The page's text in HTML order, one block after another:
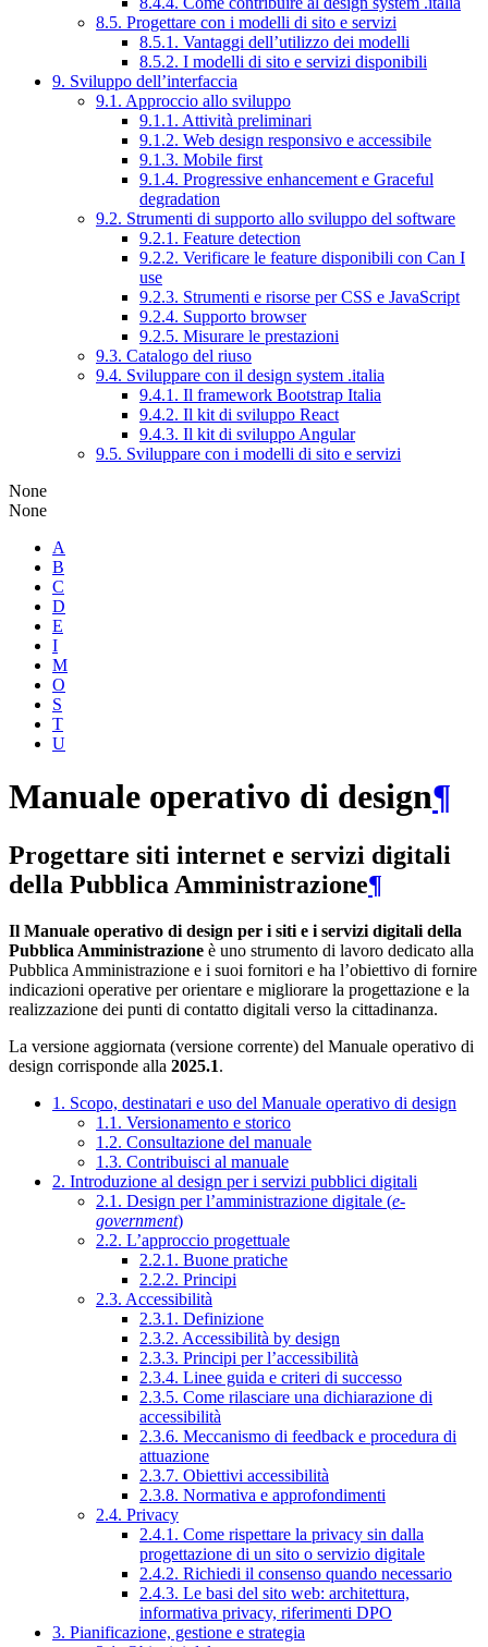
8.5. Progettare con i modelli di sito e servizi
8.5.1. Vantaggi dell’utilizzo dei modelli
8.5.2. I modelli di sito e servizi disponibili
9. Sviluppo dell’interfaccia
9.1. Approccio allo sviluppo
9.1.1. Attività preliminari
9.1.2. Web design responsivo e accessibile
9.1.3. Mobile first
9.1.4. Progressive enhancement e Graceful
degradation
9.2. Strumenti di supporto allo sviluppo del software
9.2.1. Feature detection
9.2.2. Verificare le feature disponibili con Can I
use
9.2.3. Strumenti e risorse per CSS e JavaScript
9.2.4. Supporto browser
9.2.5. Misurare le prestazioni
9.3. Catalogo del riuso
9.4. Sviluppare con il design system .italia
9.4.1. Il framework Bootstrap Italia
9.4.2. Il kit di sviluppo React
9.4.3. Il kit di sviluppo Angular
9.5. Sviluppare con i modelli di sito e servizi
None
None
A
B
C
D
E
I
M
O
S
T
U
Manuale operativo di design¶
Progettare siti internet e servizi digitali
della Pubblica Amministrazione¶
Il Manuale operativo di design per i siti e i servizi digitali della
Pubblica Amministrazione è uno strumento di lavoro dedicato alla
Pubblica Amministrazione e i suoi fornitori e ha l’obiettivo di fornire
indicazioni operative per orientare e migliorare la progettazione e la
realizzazione dei punti di contatto digitali verso la cittadinanza.
La versione aggiornata (versione corrente) del Manuale operativo di
design corrisponde alla 2025.1.
1. Scopo, destinatari e uso del Manuale operativo di design
1.1. Versionamento e storico
1.2. Consultazione del manuale
1.3. Contribuisci al manuale
2. Introduzione al design per i servizi pubblici digitali
2.1. Design per l’amministrazione digitale (e-
government)
2.2. L’approccio progettuale
2.2.1. Buone pratiche
2.2.2. Principi
2.3. Accessibilità
2.3.1. Definizione
2.3.2. Accessibilità by design
2.3.3. Principi per l’accessibilità
2.3.4. Linee guida e criteri di successo
2.3.5. Come rilasciare una dichiarazione di
accessibilità
2.3.6. Meccanismo di feedback e procedura di
attuazione
2.3.7. Obiettivi accessibilità
2.3.8. Normativa e approfondimenti
2.4. Privacy
2.4.1. Come rispettare la privacy sin dalla
progettazione di un sito o servizio digitale
2.4.2. Richiedi il consenso quando necessario
2.4.3. Le basi del sito web: architettura,
informativa privacy, riferimenti DPO
3. Pianificazione, gestione e strategia